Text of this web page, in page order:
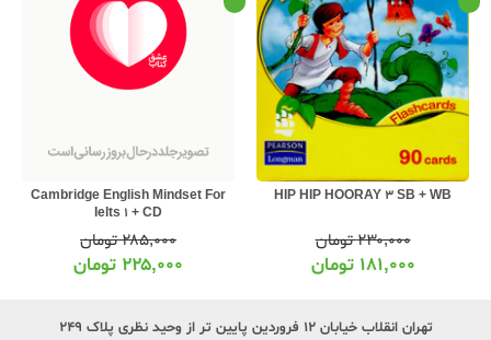
HIP HIP HOORAY 3 SB + WB
۲۳۰,۰۰۰تومان
۱۸۱,۰۰۰ تومان
Cambridge English Mindset For
Ielts 1 + CD
۲۸۵,۰۰۰تومان
۲۲۵,۰۰۰ تومان
تهران انقلاب خیابان ۱۲ فروردین پایین تر از وحید نظری پلاک ۲۴۹